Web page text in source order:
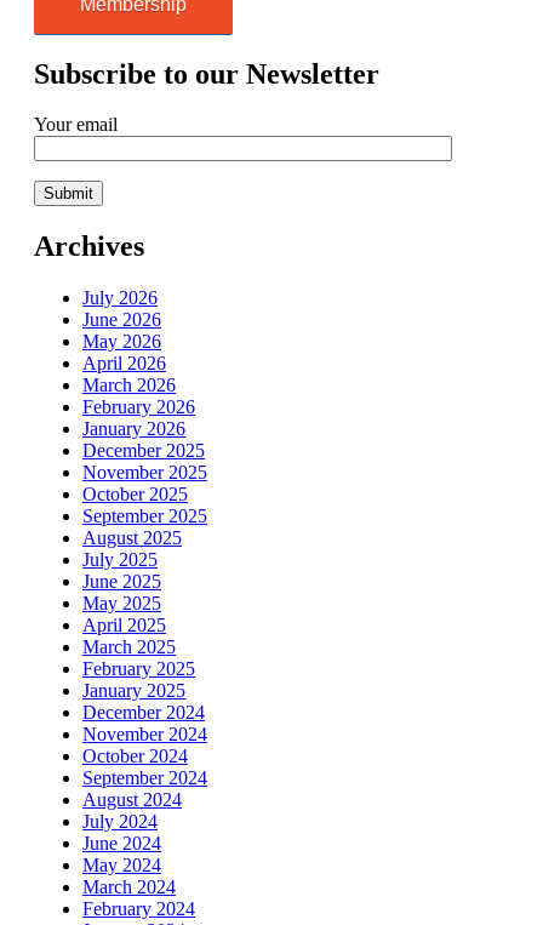
Subscribe to our Newsletter
Your email
Archives
July 2026
June 2026
May 2026
April 2026
March 2026
February 2026
January 2026
December 2025
November 2025
October 2025
September 2025
August 2025
July 2025
June 2025
May 2025
April 2025
March 2025
February 2025
January 2025
December 2024
November 2024
October 2024
September 2024
August 2024
July 2024
June 2024
May 2024
March 2024
February 2024